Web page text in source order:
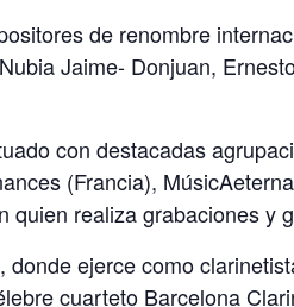
de renombre
Jaime- Donjuan,
con destacadas
(Francia),
quien realiza grabaciones y
ejerce como
cuarteto Barcelona